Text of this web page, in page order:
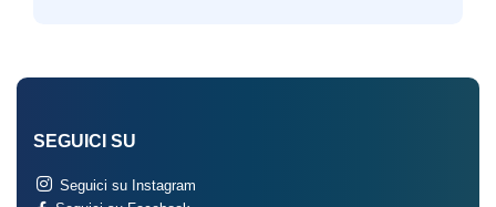
SEGUICI SU
Seguici su Instagram